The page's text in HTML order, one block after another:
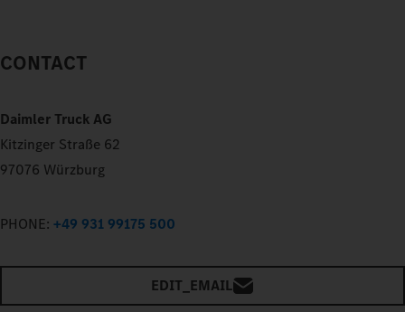
CONTACT
Daimler Truck AG
Kitzinger Straße 62
97076 Würzburg
PHONE: +49 931 99175 500
EDIT_EMAIL